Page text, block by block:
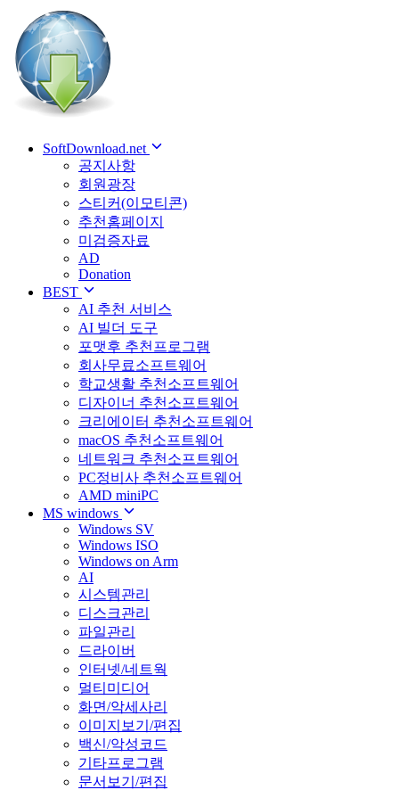
SoftDownload.net
공지사항
회원광장
스티커(이모티콘)
추천홈페이지
미검증자료
AD
Donation
BEST
AI 추천 서비스
AI 빌더 도구
포맷후 추천프로그램
회사무료소프트웨어
학교생활 추천소프트웨어
디자이너 추천소프트웨어
크리에이터 추천소프트웨어
macOS 추천소프트웨어
네트워크 추천소프트웨어
PC정비사 추천소프트웨어
AMD miniPC
MS windows
Windows SV
Windows ISO
Windows on Arm
AI
시스템관리
디스크관리
파일관리
드라이버
인터넷/네트웍
멀티미디어
화면/악세사리
이미지보기/편집
백신/악성코드
기타프로그램
문서보기/편집